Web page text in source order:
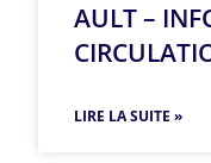
AULT –
LIRE LA SUITE »